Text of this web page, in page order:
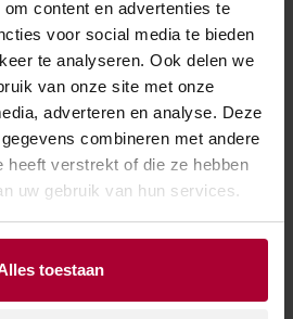
content en advertenties te
voor social media te bieden
te analyseren. Ook delen we
van onze site met onze
adverteren en analyse. Deze
combineren met andere
heeft verstrekt of die ze hebben
uw gebruik van hun services.
toestaan
van Résonance